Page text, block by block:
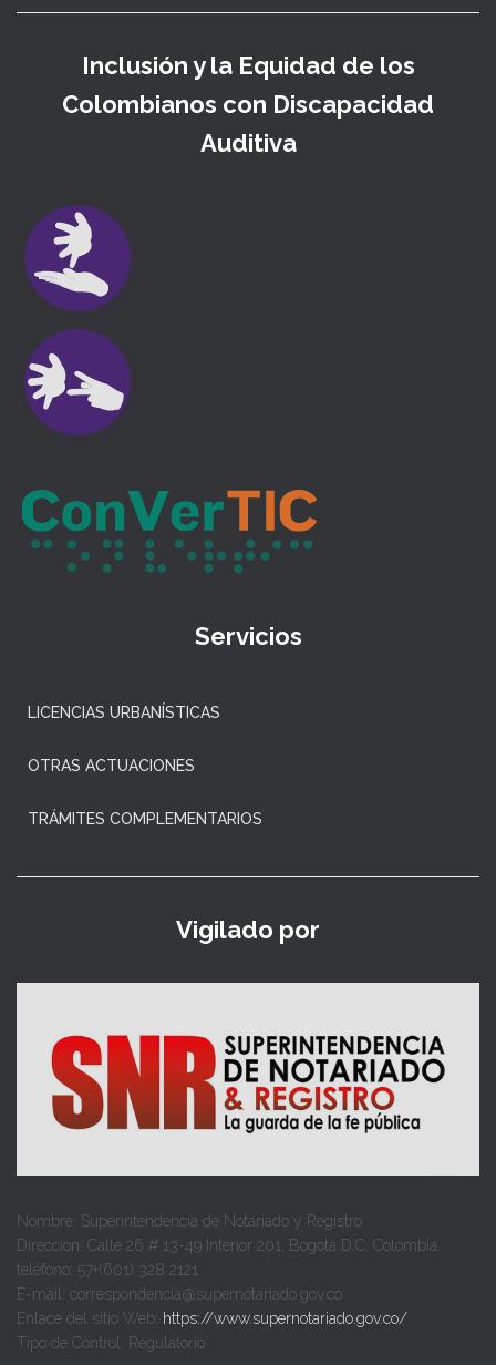
Inclusión y la Equidad de los
Colombianos con Discapacidad
Auditiva
Servicios
LICENCIAS URBANÍSTICAS
OTRAS ACTUACIONES
TRÁMITES COMPLEMENTARIOS
Vigilado por
Nombre: Superintendencia de Notariado y Registro
Dirección: Calle 26 # 13-49 Interior 201, Bogotá D.C. Colombia.
teléfono: 57+(601) 328 2121
E-mail: correspondencia@supernotariado.gov.co
Enlace del sitio Web: https://www.supernotariado.gov.co/
Tipo de Control: Regulatorio